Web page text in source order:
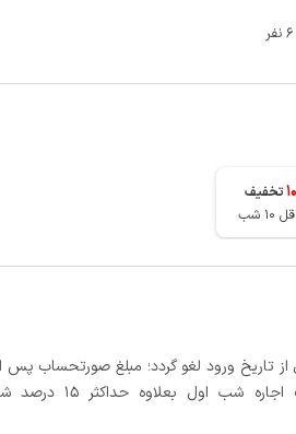
10تخفیف
شب
15 درصد شب‌های باقیمانده کسر می‌شود.